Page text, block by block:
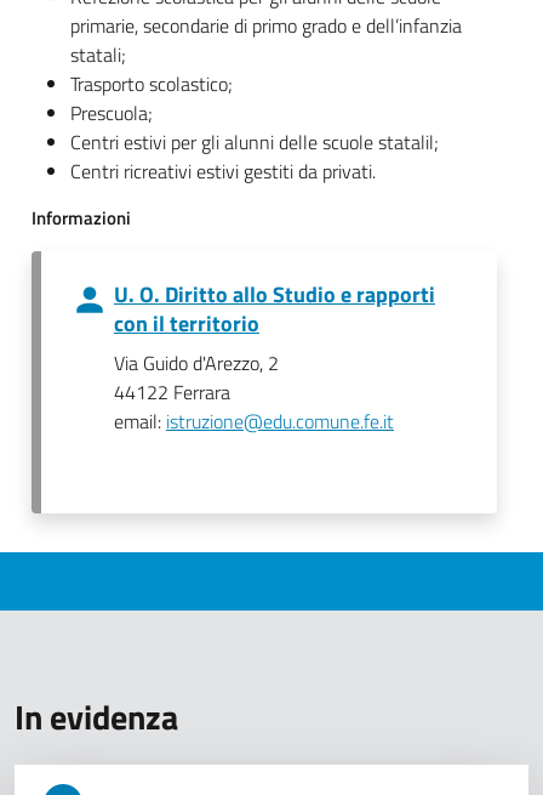
primarie, secondarie di primo grado e dell’infanzia
statali;
Trasporto scolastico;
Prescuola;
Centri estivi per gli alunni delle scuole statalil;
Centri ricreativi estivi gestiti da privati.
Informazioni
U. O. Diritto allo Studio e rapporti
con il territorio
Via Guido d'Arezzo, 2
44122 Ferrara
email: istruzione@edu.comune.fe.it
In evidenza